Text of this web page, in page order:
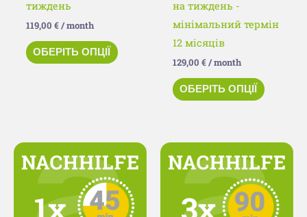
тиждень
119,00 €/ month
ОБЕРІТЬ ОПЦІЇ
на тиждень -
мінімальний термін
12 місяців
129,00 €/ month
ОБЕРІТЬ ОПЦІЇ
товар
має
кілька
товар
має
кілька